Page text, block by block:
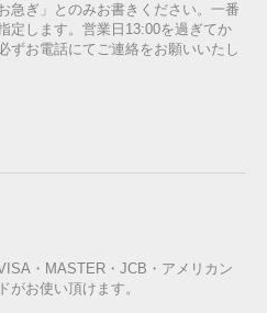
急ぎ」とのみお書きください。一番
定します。営業日13:00を過ぎてか
ずお電話にてご連絡をお願いいたし
・MASTER・JCB・アメリカン
がお使い頂けます。